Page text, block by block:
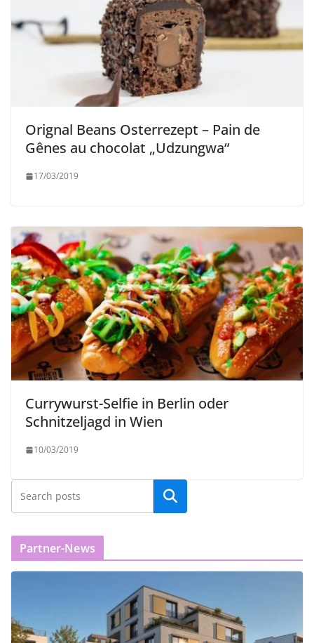
Orignal Beans Osterrezept – Pain de
Gênes au chocolat „Udzungwa“
17/03/2019
Currywurst-Selfie in Berlin oder
Schnitzeljagd in Wien
10/03/2019
Partner-News